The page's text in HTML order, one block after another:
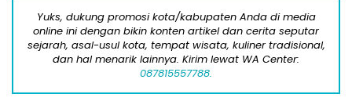
Yuks, dukung promosi kota/kabupaten Anda di media
online ini dengan bikin konten artikel dan cerita seputar
sejarah, asal-usul kota, tempat wisata, kuliner tradisional,
dan hal menarik lainnya. Kirim lewat WA Center:
087815557788.